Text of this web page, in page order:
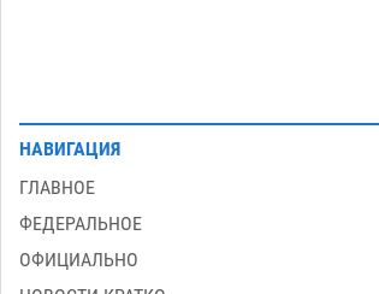
НАВИГАЦИЯ
ГЛАВНОЕ
ФЕДЕРАЛЬНОЕ
ОФИЦИАЛЬНО